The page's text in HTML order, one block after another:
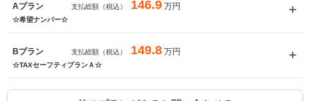
Aプラン 支払総額（税込） 146.9 万円
☆希望ナンバー☆
Bプラン 支払総額（税込） 149.8 万円
☆TAXセーフティプランＡ☆